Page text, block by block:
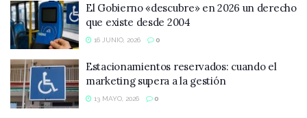
El Gobierno «descubre» en 2026 un derecho
que existe desde 2004
16 JUNIO, 2026 0
Estacionamientos reservados: cuando el
marketing supera a la gestión
13 MAYO, 2026 0